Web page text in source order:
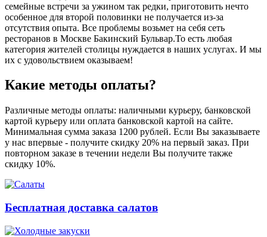
семейные встречи за ужином так редки, приготовить нечто
особенное для второй половинки не получается из-за
отсутствия опыта. Все проблемы возьмет на себя сеть
ресторанов в Москве Бакинский Бульвар.То есть любая
категория жителей столицы нуждается в наших услугах. И мы
их с удовольствием оказываем!
Какие методы оплаты?
Различные методы оплаты: наличными курьеру, банковской
картой курьеру или оплата банковской картой на сайте.
Минимальная сумма заказа 1200 рублей. Если Вы заказываете
у нас впервые - получите скидку 20% на первый заказ. При
повторном заказе в течении недели Вы получите также
скидку 10%.
Бесплатная доставка салатов